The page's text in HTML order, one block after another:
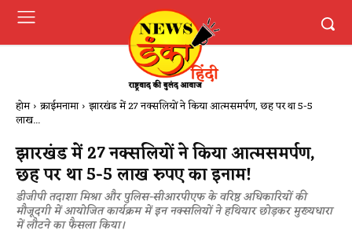
होम क्राईमनामा झारखंड में 27 नक्सलियों ने किया आत्मसमर्पण, छह पर था 5-5
लाख...
झारखंड में 27 नक्सलियों ने किया आत्मसमर्पण,
छह पर था 5-5 लाख रुपए का इनाम!
डीजीपी तदाशा मिश्रा और पुलिस-सीआरपीएफ के वरिष्ठ अधिकारियों की
मौजूदगी में आयोजित कार्यक्रम में इन नक्सलियों ने हथियार छोड़कर मुख्यधारा
में लौटने का फैसला किया।